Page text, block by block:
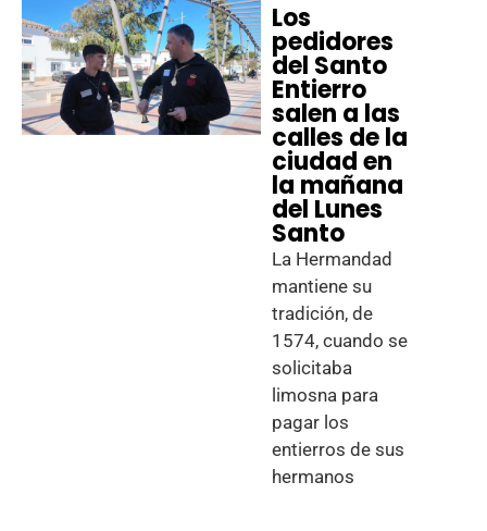
Los
pedidores
del Santo
Entierro
salen a las
calles de la
ciudad en
la mañana
del Lunes
Santo
La Hermandad
mantiene su
tradición, de
1574, cuando se
solicitaba
limosna para
pagar los
entierros de sus
hermanos